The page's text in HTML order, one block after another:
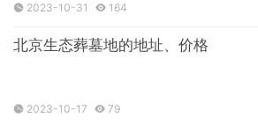
2023-10-31 164
北京生态葬墓地的地址、价格
2023-10-17 79